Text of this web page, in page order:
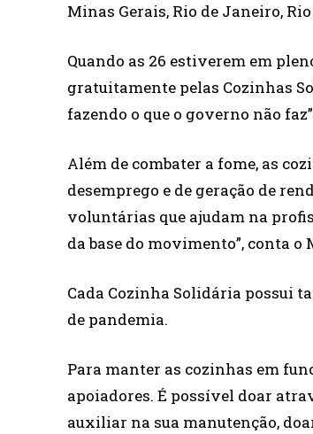
Minas Gerais, Rio de Janeiro,
Quando as 26 estiverem em
gratuitamente pelas Cozinhas
fazendo o que o governo não
Além de combater a fome, as
desemprego e de geração de
voluntárias que ajudam na
da base do movimento”, conta o
Cada Cozinha Solidária possui
de pandemia.
Para manter as cozinhas em
apoiadores. É possível doar
auxiliar na sua manutenção,